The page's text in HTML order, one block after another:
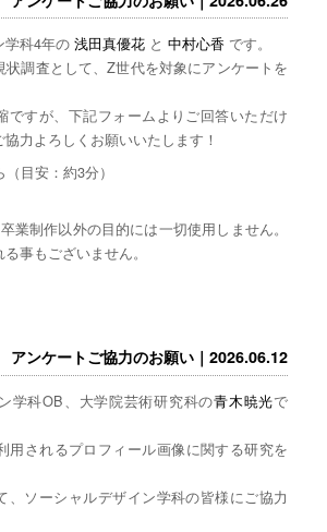
学科4年の 浅田真優花と 中村心香 です。
状調査として、Z世代を対象にアンケートを
ですが、下記フォームよりご回答いただけ
力よろしくお願いいたします！
目安：約3分）
業制作以外の目的には一切使用しません。
事もございません。
アンケートご協力のお願い｜2026.06.12
学科OB、大学院芸術研究科の青木暁光で
用されるプロフィール画像に関する研究を
、ソーシャルデザイン学科の皆様にご協力